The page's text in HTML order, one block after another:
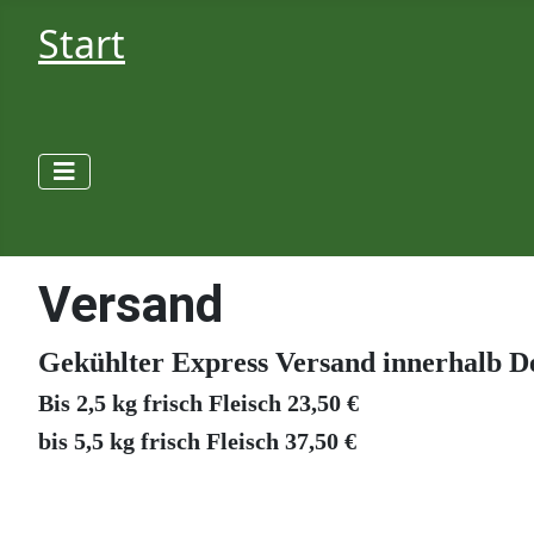
Start
Versand
Gekühlter Express Versand innerhalb
Bis 2,5 kg frisch Fleisch 23,50 €
bis 5,5 kg frisch Fleisch 37,50 €